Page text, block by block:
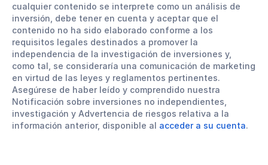
cualquier contenido se interprete como un análisis de
inversión, debe tener en cuenta y aceptar que el
contenido no ha sido elaborado conforme a los
requisitos legales destinados a promover la
independencia de la investigación de inversiones y,
como tal, se consideraría una comunicación de marketing
en virtud de las leyes y reglamentos pertinentes.
Asegúrese de haber leído y comprendido nuestra
Notificación sobre inversiones no independientes,
investigación y Advertencia de riesgos relativa a la
información anterior, disponible al acceder a su cuenta.